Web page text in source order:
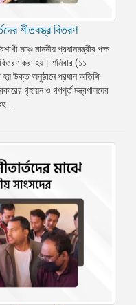
শীতবস্ত্র বিতরণ
মঞ্চে মাননীয় প্রধানমন্ত্রীর পক্ষ
করা হয়। শনিবার (১১
হয় উক্ত অনুষ্ঠানে প্রধান অতিথি
গৃহায়ন ও গণপূর্ত মন্ত্রণালয়ের
...